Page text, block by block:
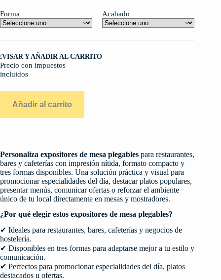
Forma Acabado
Y AÑADIR AL CARRITO
Precio con impuestos
incluidos
Añadir al carrito
Personaliza expositores de mesa plegables para restaurantes,
bares y cafeterías con impresión nítida, formato compacto y
tres formas disponibles. Una solución práctica y visual para
promocionar especialidades del día, destacar platos populares,
presentar menús, comunicar ofertas o reforzar el ambiente
único de tu local directamente en mesas y mostradores.
¿Por qué elegir estos expositores de mesa plegables?
✔ Ideales para restaurantes, bares, cafeterías y negocios de
hostelería.
✔ Disponibles en tres formas para adaptarse mejor a tu estilo y
comunicación.
✔ Perfectos para promocionar especialidades del día, platos
destacados u ofertas.